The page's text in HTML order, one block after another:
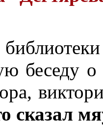
беседу
сказал